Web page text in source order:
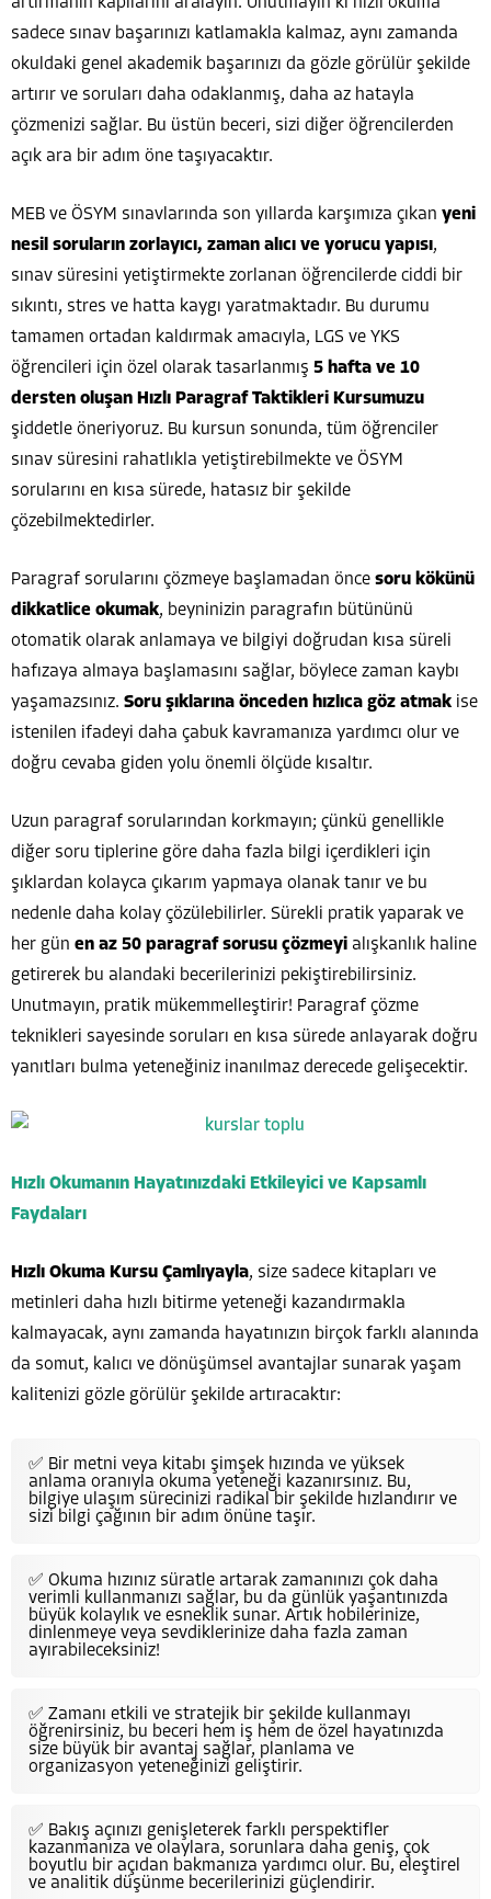
sadece sınav başarınızı katlamakla kalmaz, aynı zamanda
okuldaki genel akademik başarınızı da gözle görülür şekilde
artırır ve soruları daha odaklanmış, daha az hatayla
çözmenizi sağlar. Bu üstün beceri, sizi diğer öğrencilerden
açık ara bir adım öne taşıyacaktır.
MEB ve ÖSYM sınavlarında son yıllarda karşımıza çıkan yeni
nesil soruların zorlayıcı, zaman alıcı ve yorucu yapısı,
sınav süresini yetiştirmekte zorlanan öğrencilerde ciddi bir
sıkıntı, stres ve hatta kaygı yaratmaktadır. Bu durumu
tamamen ortadan kaldırmak amacıyla, LGS ve YKS
öğrencileri için özel olarak tasarlanmış 5 hafta ve 10
dersten oluşan Hızlı Paragraf Taktikleri Kursumuzu
şiddetle öneriyoruz. Bu kursun sonunda, tüm öğrenciler
sınav süresini rahatlıkla yetiştirebilmekte ve ÖSYM
sorularını en kısa sürede, hatasız bir şekilde
çözebilmektedirler.
Paragraf sorularını çözmeye başlamadan önce soru kökünü
dikkatlice okumak, beyninizin paragrafın bütününü
otomatik olarak anlamaya ve bilgiyi doğrudan kısa süreli
hafızaya almaya başlamasını sağlar, böylece zaman kaybı
yaşamazsınız. Soru şıklarına önceden hızlıca göz atmak ise
istenilen ifadeyi daha çabuk kavramanıza yardımcı olur ve
doğru cevaba giden yolu önemli ölçüde kısaltır.
Uzun paragraf sorularından korkmayın; çünkü genellikle
diğer soru tiplerine göre daha fazla bilgi içerdikleri için
şıklardan kolayca çıkarım yapmaya olanak tanır ve bu
nedenle daha kolay çözülebilirler. Sürekli pratik yaparak ve
her gün en az 50 paragraf sorusu çözmeyi alışkanlık haline
getirerek bu alandaki becerilerinizi pekiştirebilirsiniz.
Unutmayın, pratik mükemmelleştirir! Paragraf çözme
teknikleri sayesinde soruları en kısa sürede anlayarak doğru
yanıtları bulma yeteneğiniz inanılmaz derecede gelişecektir.
Hızlı Okumanın Hayatınızdaki Etkileyici ve Kapsamlı
Faydaları
Hızlı Okuma Kursu Çamlıyayla, size sadece kitapları ve
metinleri daha hızlı bitirme yeteneği kazandırmakla
kalmayacak, aynı zamanda hayatınızın birçok farklı alanında
da somut, kalıcı ve dönüşümsel avantajlar sunarak yaşam
kalitenizi gözle görülür şekilde artıracaktır:
✅ Bir metni veya kitabı şimşek hızında ve yüksek
anlama oranıyla okuma yeteneği kazanırsınız. Bu,
bilgiye ulaşım sürecinizi radikal bir şekilde hızlandırır ve
sizi bilgi çağının bir adım önüne taşır.
✅ Okuma hızınız süratle artarak zamanınızı çok daha
verimli kullanmanızı sağlar, bu da günlük yaşantınızda
büyük kolaylık ve esneklik sunar. Artık hobilerinize,
dinlenmeye veya sevdiklerinize daha fazla zaman
ayırabileceksiniz!
✅ Zamanı etkili ve stratejik bir şekilde kullanmayı
öğrenirsiniz, bu beceri hem iş hem de özel hayatınızda
size büyük bir avantaj sağlar, planlama ve
organizasyon yeteneğinizi geliştirir.
✅ Bakış açınızı genişleterek farklı perspektifler
kazanmanıza ve olaylara, sorunlara daha geniş, çok
boyutlu bir açıdan bakmanıza yardımcı olur. Bu, eleştirel
ve analitik düşünme becerilerinizi güçlendirir.